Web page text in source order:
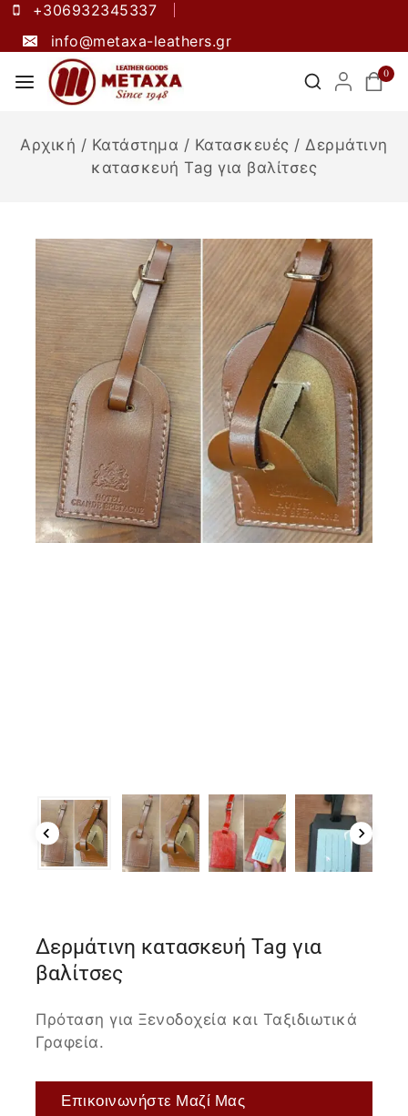
+306932345337
info@metaxa-leathers.gr
0
Αρχική / Κατάστημα / Κατασκευές / Δερμάτινη
κατασκευή Tag για βαλίτσες
Δερμάτινη κατασκευή Tag για
βαλίτσες
Πρόταση για Ξενοδοχεία και Ταξιδιωτικά
Γραφεία.
Επικοινωνήστε Μαζί Μας